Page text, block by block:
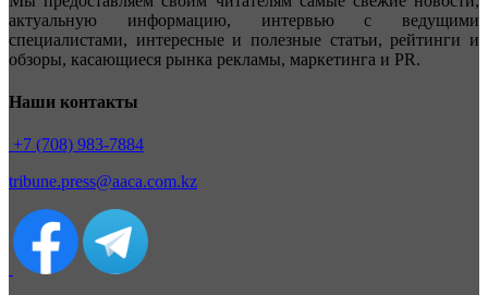
актуальную информацию, интервью с ведущими
специалистами, интересные и полезные статьи, рейтинги и
обзоры, касающиеся рынка рекламы, маркетинга и PR.
Наши контакты
+7 (708) 983-7884
tribune.press@aaca.com.kz